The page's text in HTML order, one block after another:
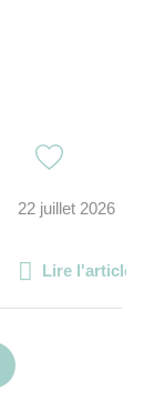
22 juillet 2026
Lire l'article